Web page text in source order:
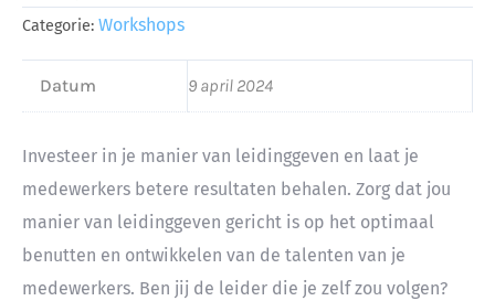
Categorie: Workshops
Datum 9 april 2024
Investeer in je manier van leidinggeven en laat je
medewerkers betere resultaten behalen. Zorg dat jou
manier van leidinggeven gericht is op het optimaal
benutten en ontwikkelen van de talenten van je
medewerkers. Ben jij de leider die je zelf zou volgen?